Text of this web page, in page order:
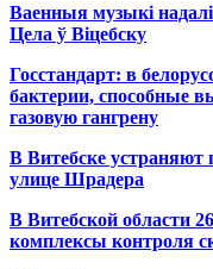
Ваенныя музыкі
Цела ў Віцебску
Госстандарт: в
бактерии, способные
газовую гангрену
В Витебске устраняют
улице Шрадера
В Витебской области
комплексы контроля